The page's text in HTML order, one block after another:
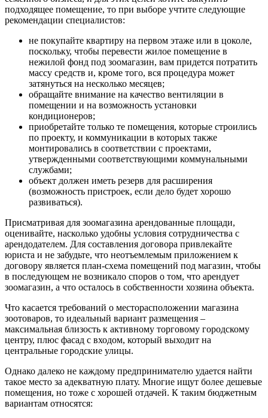
подходящее помещение, то при выборе учтите следующие
рекомендации специалистов:
не покупайте квартиру на первом этаже или в цоколе,
поскольку, чтобы перевести жилое помещение в
нежилой фонд под зоомагазин, вам придется потратить
массу средств и, кроме того, вся процедура может
затянуться на несколько месяцев;
обращайте внимание на качество вентиляции в
помещении и на возможность установки
кондиционеров;
приобретайте только те помещения, которые строились
по проекту, и коммуникации в которых также
монтировались в соответствии с проектами,
утвержденными соответствующими коммунальными
службами;
объект должен иметь резерв для расширения
(возможность пристроек, если дело будет хорошо
развиваться).
Присматривая для зоомагазина арендованные площади,
оценивайте, насколько удобны условия сотрудничества с
арендодателем. Для составления договора привлекайте
юриста и не забудьте, что неотъемлемым приложением к
договору является план-схема помещений под магазин, чтобы
в последующем не возникало споров о том, что арендует
зоомагазин, а что осталось в собственности хозяина объекта.
Что касается требований о месторасположении магазина
зоотоваров, то идеальный вариант размещения –
максимальная близость к активному торговому городскому
центру, плюс фасад с входом, который выходит на
центральные городские улицы.
Однако далеко не каждому предпринимателю удается найти
такое место за адекватную плату. Многие ищут более дешевые
помещения, но тоже с хорошей отдачей. К таким бюджетным
вариантам относятся: